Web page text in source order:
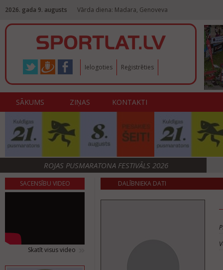
2026. gada 9. augusts Vārda diena: Madara, Genoveva
Ielogoties Reģistrēties
SĀKUMS ZIŅAS KONTAKTI
ROJAS PUSMARATONA FESTIVĀLS 2026
SACENSĪBU VIDEO
Skatīt visus video
DALĪBNIEKA DATI